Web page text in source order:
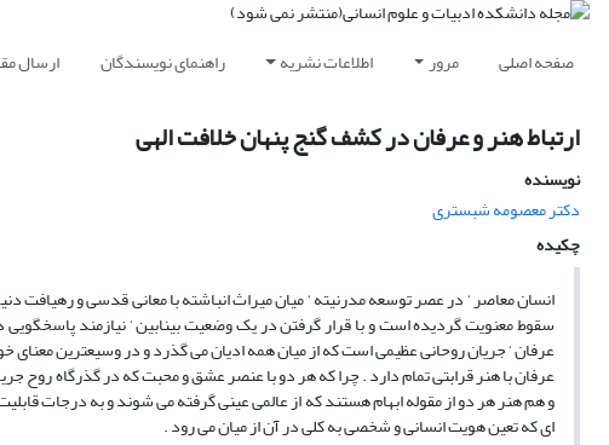
صفحه اصلی مرور اطلاعات نشریه راهنمای نویسندگان ارسال
ارتباط هنر و عرفان در کشف گنج پنهان خلافت الهی
نویسنده
دکتر معصومه شبستری
چکیده
انسان معاصر ‘ در عصر توسعه مدرنیته ‘ میان میراث انباشته با معانی قدسی و رهیافت
سقوط معنویت گردیده است و با قرار گرفتن در یک وضعیت بینابین ‘ نیازمند
عرفان ‘ جریان روحانی عظیمی است که از میان همه ادیان می گذرد و در وسیعترین
عرفان با هنر قرابتی تمام دارد . چرا که هر دو با عنصر عشق و محبت که در گذرگاه
و هم هنر هر دو از مقوله ابهام هستند که از عالمی عینی گرفته می شوند و به درجات
ای که تعین هویت انسانی و شخصی به کلی در آن از میان می رود .